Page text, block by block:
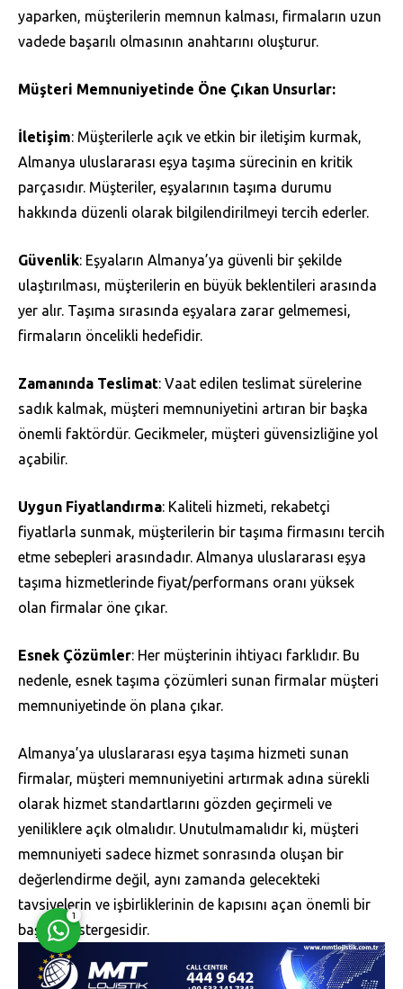
yaparken, müşterilerin memnun kalması, firmaların uzun
vadede başarılı olmasının anahtarını oluşturur.
Müşteri Memnuniyetinde Öne Çıkan Unsurlar:
İletişim: Müşterilerle açık ve etkin bir iletişim kurmak,
Almanya uluslararası eşya taşıma sürecinin en kritik
parçasıdır. Müşteriler, eşyalarının taşıma durumu
hakkında düzenli olarak bilgilendirilmeyi tercih ederler.
Güvenlik: Eşyaların Almanya’ya güvenli bir şekilde
ulaştırılması, müşterilerin en büyük beklentileri arasında
yer alır. Taşıma sırasında eşyalara zarar gelmemesi,
firmaların öncelikli hedefidir.
Zamanında Teslimat: Vaat edilen teslimat sürelerine
sadık kalmak, müşteri memnuniyetini artıran bir başka
önemli faktördür. Gecikmeler, müşteri güvensizliğine yol
açabilir.
Uygun Fiyatlandırma: Kaliteli hizmeti, rekabetçi
fiyatlarla sunmak, müşterilerin bir taşıma firmasını tercih
etme sebepleri arasındadır. Almanya uluslararası eşya
taşıma hizmetlerinde fiyat/performans oranı yüksek
olan firmalar öne çıkar.
Esnek Çözümler: Her müşterinin ihtiyacı farklıdır. Bu
nedenle, esnek taşıma çözümleri sunan firmalar müşteri
memnuniyetinde ön plana çıkar.
Almanya’ya uluslararası eşya taşıma hizmeti sunan
firmalar, müşteri memnuniyetini artırmak adına sürekli
olarak hizmet standartlarını gözden geçirmeli ve
yeniliklere açık olmalıdır. Unutulmamalıdır ki, müşteri
memnuniyeti sadece hizmet sonrasında oluşan bir
değerlendirme değil, aynı zamanda gelecekteki
tavsiyelerin ve işbirliklerinin de kapısını açan önemli bir
başarı göstergesidir.
Cevap Yaz
1